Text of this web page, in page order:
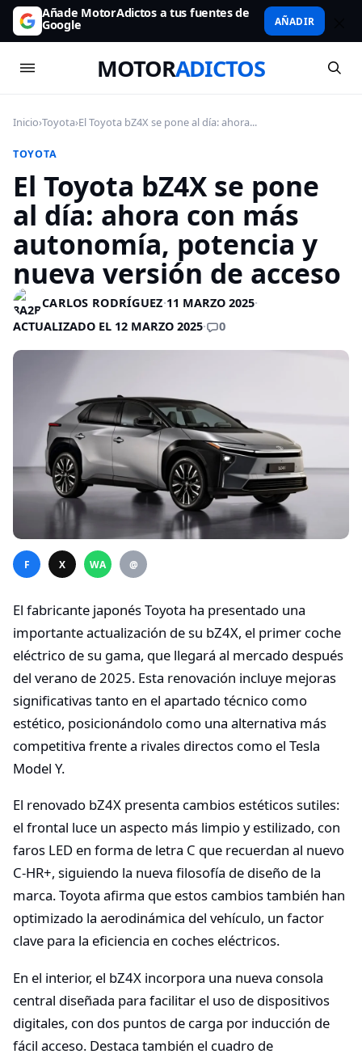
Añade MotorAdictos a tus fuentes de
Google AÑADIR
MOTORADICTOS
Inicio›Toyota›El Toyota bZ4X se pone al día: ahora...
TOYOTA
El Toyota bZ4X se pone
al día: ahora con más
autonomía, potencia y
nueva versión de acceso
CARLOS RODRÍGUEZ·11 MARZO 2025·
ACTUALIZADO EL 12 MARZO 2025· 0
F X WA @
El fabricante japonés Toyota ha presentado una
importante actualización de su bZ4X, el primer coche
eléctrico de su gama, que llegará al mercado después
del verano de 2025. Esta renovación incluye mejoras
significativas tanto en el apartado técnico como
estético, posicionándolo como una alternativa más
competitiva frente a rivales directos como el Tesla
Model Y.
El renovado bZ4X presenta cambios estéticos sutiles:
el frontal luce un aspecto más limpio y estilizado, con
faros LED en forma de letra C que recuerdan al nuevo
C-HR+, siguiendo la nueva filosofía de diseño de la
marca. Toyota afirma que estos cambios también han
optimizado la aerodinámica del vehículo, un factor
clave para la eficiencia en coches eléctricos.
En el interior, el bZ4X incorpora una nueva consola
central diseñada para facilitar el uso de dispositivos
digitales, con dos puntos de carga por inducción de
fácil acceso. Destaca también el cuadro de